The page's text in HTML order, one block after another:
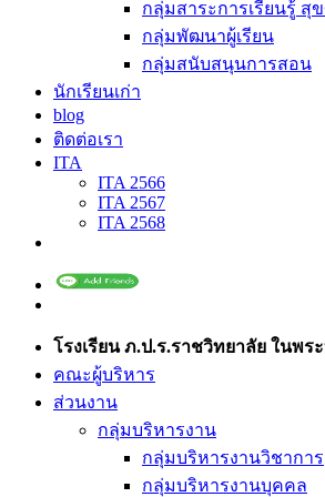
กลุ่มสาระการเรียนรู้ สุ
กลุ่มพัฒนาผู้เรียน
กลุ่มสนับสนุนการสอน
นักเรียนเก่า
blog
ติดต่อเรา
ITA
ITA 2566
ITA 2567
ITA 2568
โรงเรียน ภ.ป.ร.ราชวิทยาลัย ในพร
คณะผู้บริหาร
ส่วนงาน
กลุ่มบริหารงาน
กลุ่มบริหารงานวิชาการ
กลุ่มบริหารงานบุคคล